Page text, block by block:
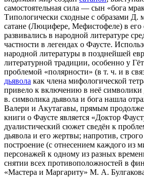
самостоятельная сила — сын «бога
Типологически сходные с образами Д.
сатане (Люцифере, Мефистофеле) в
развивались в народной литературе
частности в легендах о Фаусте.
народной литературы в позднейшей
литературной традиции, особенно у
проблемой «полярности» (в т. ч. и в
дьявола как члена мифологической
привело к включению в неё
в. символика дьявола и бога нашла
Валери и Акутагавы, прямым
книги о Фаусте является «Доктор
дуалистический сюжет сведён к
дьявола и его жертвы; напротив,
построение (с отнесением каждого из
персонажей к одному из разных
снятии всех противоположностей в
«Мастера и Маргариту» М. А.